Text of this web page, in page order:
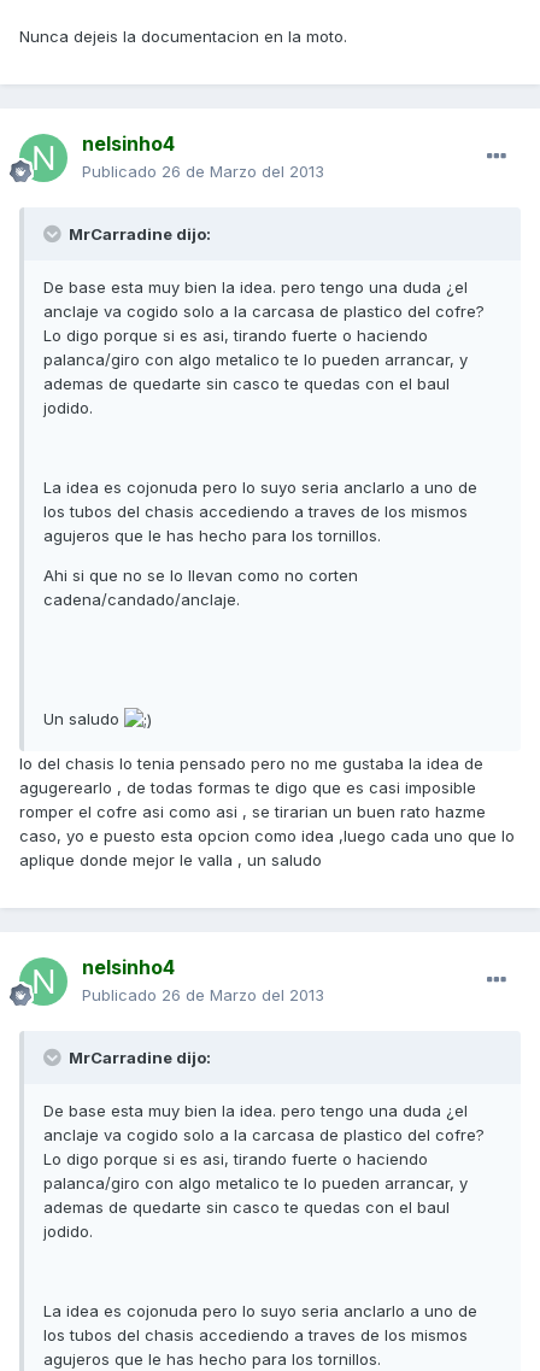
Nunca dejeis la documentacion en la moto.
nelsinho4
Publicado 26 de Marzo del 2013
MrCarradine dijo:
De base esta muy bien la idea. pero tengo una duda ¿el
anclaje va cogido solo a la carcasa de plastico del cofre?
Lo digo porque si es asi, tirando fuerte o haciendo
palanca/giro con algo metalico te lo pueden arrancar, y
ademas de quedarte sin casco te quedas con el baul
jodido.
La idea es cojonuda pero lo suyo seria anclarlo a uno de
los tubos del chasis accediendo a traves de los mismos
agujeros que le has hecho para los tornillos.
Ahi si que no se lo llevan como no corten
cadena/candado/anclaje.
Un saludo
lo del chasis lo tenia pensado pero no me gustaba la idea de
agugerearlo , de todas formas te digo que es casi imposible
romper el cofre asi como asi , se tirarian un buen rato hazme
caso, yo e puesto esta opcion como idea ,luego cada uno que lo
aplique donde mejor le valla , un saludo
nelsinho4
Publicado 26 de Marzo del 2013
MrCarradine dijo:
De base esta muy bien la idea. pero tengo una duda ¿el
anclaje va cogido solo a la carcasa de plastico del cofre?
Lo digo porque si es asi, tirando fuerte o haciendo
palanca/giro con algo metalico te lo pueden arrancar, y
ademas de quedarte sin casco te quedas con el baul
jodido.
La idea es cojonuda pero lo suyo seria anclarlo a uno de
los tubos del chasis accediendo a traves de los mismos
agujeros que le has hecho para los tornillos.